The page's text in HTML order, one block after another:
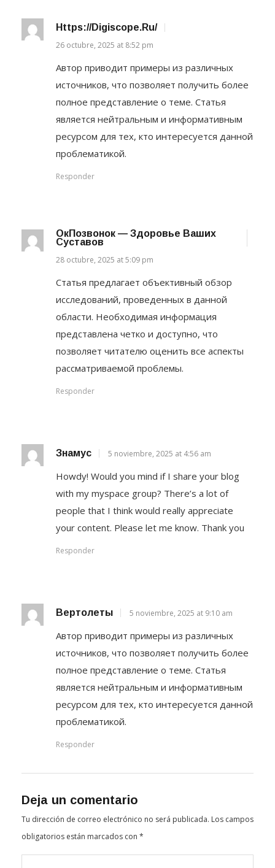
Https://digiscope.ru/
26 octubre, 2025 at 8:52 pm
Автор приводит примеры из различных
источников, что позволяет получить более
полное представление о теме. Статья
является нейтральным и информативным
ресурсом для тех, кто интересуется данной
проблематикой.
Responder
ОкПозвонок — Здоровье Ваших
Суставов
28 octubre, 2025 at 5:09 pm
Статья предлагает объективный обзор
исследований, проведенных в данной
области. Необходимая информация
представлена четко и доступно, что
позволяет читателю оценить все аспекты
рассматриваемой проблемы.
Responder
Знамус 5 noviembre, 2025 at 4:56 am
Howdy! Would you mind if I share your blog
with my myspace group? There’s a lot of
people that I think would really appreciate
your content. Please let me know. Thank you
Responder
Вертолеты 5 noviembre, 2025 at 9:10 am
Автор приводит примеры из различных
источников, что позволяет получить более
полное представление о теме. Статья
является нейтральным и информативным
ресурсом для тех, кто интересуется данной
проблематикой.
Responder
Deja un comentario
Tu dirección de correo electrónico no será publicada. Los campos
obligatorios están marcados con *